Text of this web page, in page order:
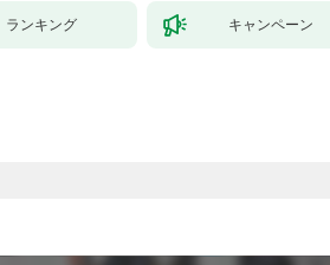
ランキング キャンペーン